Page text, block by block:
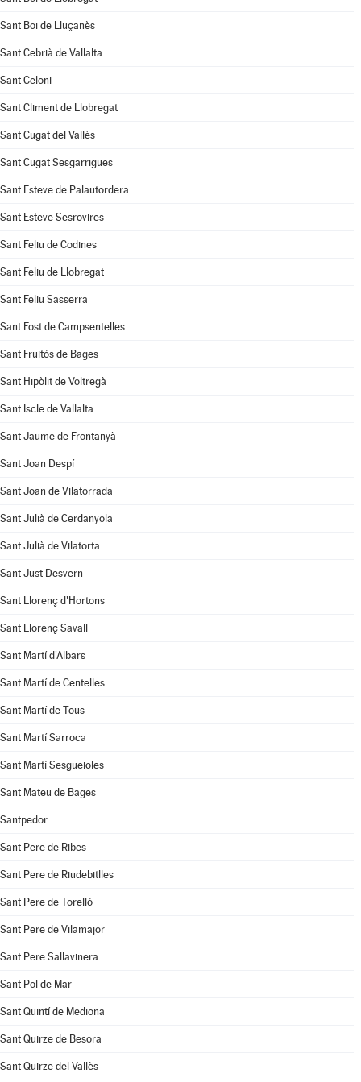
Sant Boi de Lluçanès
Sant Cebrià de Vallalta
Sant Celoni
Sant Climent de Llobregat
Sant Cugat del Vallès
Sant Cugat Sesgarrigues
Sant Esteve de Palautordera
Sant Esteve Sesrovires
Sant Feliu de Codines
Sant Feliu de Llobregat
Sant Feliu Sasserra
Sant Fost de Campsentelles
Sant Fruitós de Bages
Sant Hipòlit de Voltregà
Sant Iscle de Vallalta
Sant Jaume de Frontanyà
Sant Joan Despí
Sant Joan de Vilatorrada
Sant Julià de Cerdanyola
Sant Julià de Vilatorta
Sant Just Desvern
Sant Llorenç d'Hortons
Sant Llorenç Savall
Sant Martí d'Albars
Sant Martí de Centelles
Sant Martí de Tous
Sant Martí Sarroca
Sant Martí Sesgueioles
Sant Mateu de Bages
Santpedor
Sant Pere de Ribes
Sant Pere de Riudebitlles
Sant Pere de Torelló
Sant Pere de Vilamajor
Sant Pere Sallavinera
Sant Pol de Mar
Sant Quintí de Mediona
Sant Quirze de Besora
Sant Quirze del Vallès